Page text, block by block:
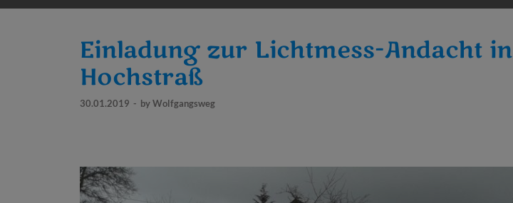
Einladung zur Lichtmess-Andacht in
Hochstraß
30.01.2019 - byWolfgangsweg